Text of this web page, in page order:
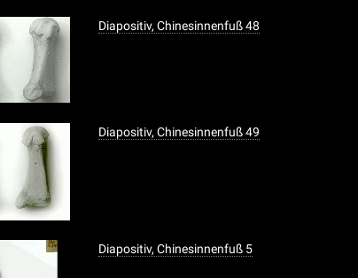
Diapositiv, Chinesinnenfuß 48
Diapositiv, Chinesinnenfuß 49
Diapositiv, Chinesinnenfuß 5